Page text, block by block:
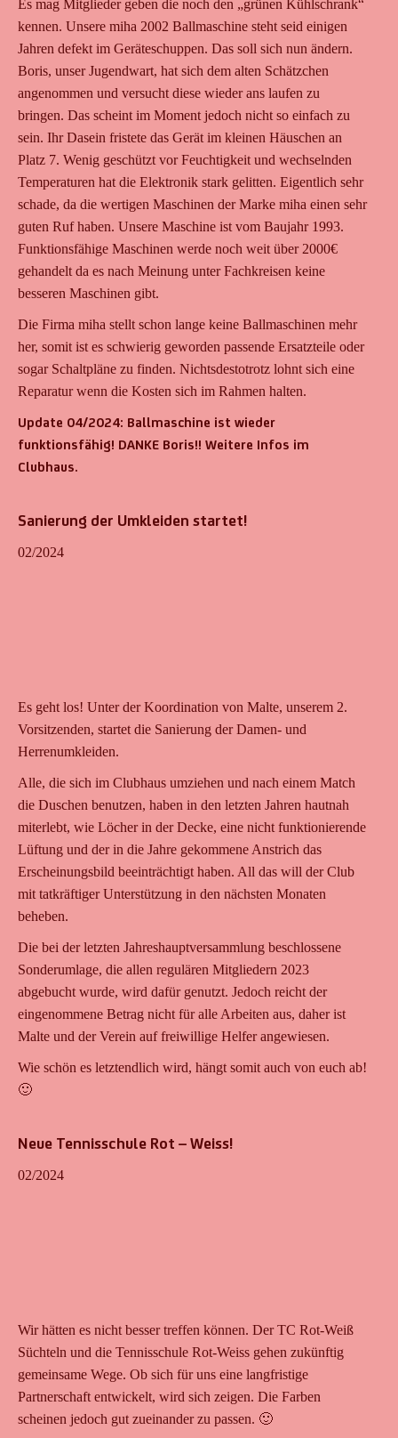
Es mag Mitglieder geben die noch den „grünen Kühlschrank“
kennen. Unsere miha 2002 Ballmaschine steht seid einigen
Jahren defekt im Geräteschuppen. Das soll sich nun ändern.
Boris, unser Jugendwart, hat sich dem alten Schätzchen
angenommen und versucht diese wieder ans laufen zu
bringen. Das scheint im Moment jedoch nicht so einfach zu
sein. Ihr Dasein fristete das Gerät im kleinen Häuschen an
Platz 7. Wenig geschützt vor Feuchtigkeit und wechselnden
Temperaturen hat die Elektronik stark gelitten. Eigentlich sehr
schade, da die wertigen Maschinen der Marke miha einen sehr
guten Ruf haben. Unsere Maschine ist vom Baujahr 1993.
Funktionsfähige Maschinen werde noch weit über 2000€
gehandelt da es nach Meinung unter Fachkreisen keine
besseren Maschinen gibt.
Die Firma miha stellt schon lange keine Ballmaschinen mehr
her, somit ist es schwierig geworden passende Ersatzteile oder
sogar Schaltpläne zu finden. Nichtsdestotrotz lohnt sich eine
Reparatur wenn die Kosten sich im Rahmen halten.
Update 04/2024: Ballmaschine ist wieder
funktionsfähig! DANKE Boris!! Weitere Infos im
Clubhaus.
Sanierung der Umkleiden startet!
02/2024
Es geht los! Unter der Koordination von Malte, unserem 2.
Vorsitzenden, startet die Sanierung der Damen- und
Herrenumkleiden.
Alle, die sich im Clubhaus umziehen und nach einem Match
die Duschen benutzen, haben in den letzten Jahren hautnah
miterlebt, wie Löcher in der Decke, eine nicht funktionierende
Lüftung und der in die Jahre gekommene Anstrich das
Erscheinungsbild beeinträchtigt haben. All das will der Club
mit tatkräftiger Unterstützung in den nächsten Monaten
beheben.
Die bei der letzten Jahreshauptversammlung beschlossene
Sonderumlage, die allen regulären Mitgliedern 2023
abgebucht wurde, wird dafür genutzt. Jedoch reicht der
eingenommene Betrag nicht für alle Arbeiten aus, daher ist
Malte und der Verein auf freiwillige Helfer angewiesen.
Wie schön es letztendlich wird, hängt somit auch von euch ab!
🙂
Neue Tennisschule Rot – Weiss!
02/2024
Wir hätten es nicht besser treffen können. Der TC Rot-Weiß
Süchteln und die Tennisschule Rot-Weiss gehen zukünftig
gemeinsame Wege. Ob sich für uns eine langfristige
Partnerschaft entwickelt, wird sich zeigen. Die Farben
scheinen jedoch gut zueinander zu passen. 🙂